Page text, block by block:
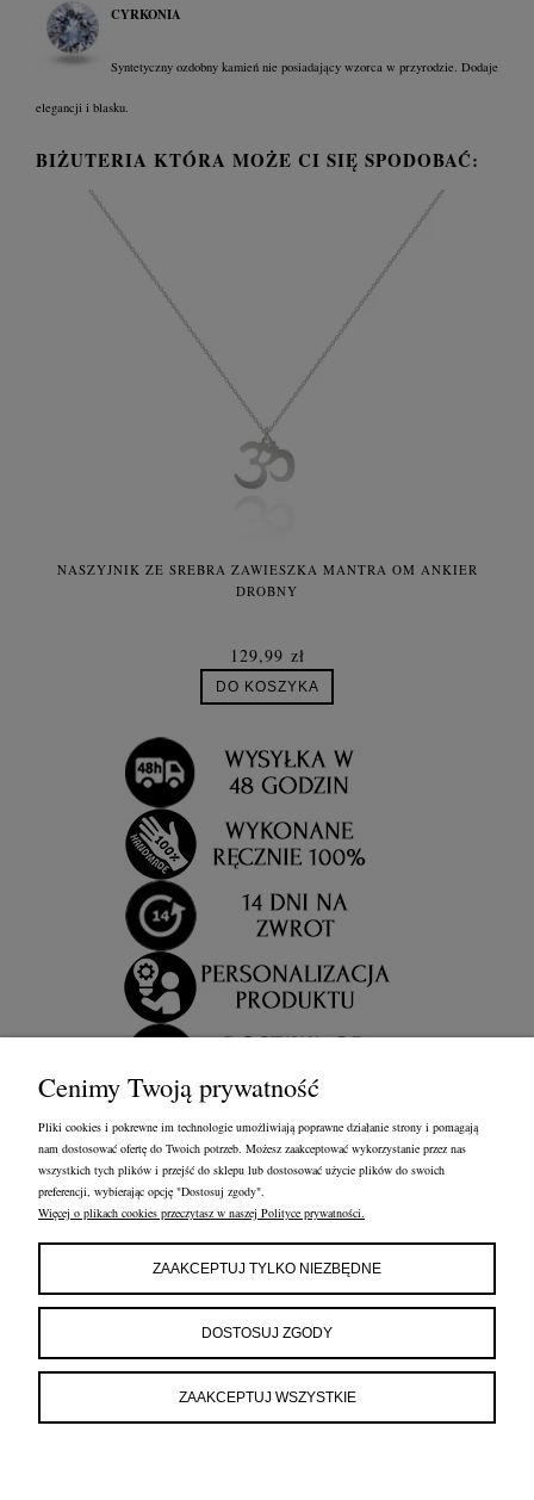
CYRKONIA
Syntetyczny ozdobny kamień nie posiadający wzorca w przyrodzie. Dodaje
elegancji i blasku.
BIŻUTERIA KTÓRA MOŻE CI SIĘ SPODOBAĆ:
NASZYJNIK ZE SREBRA ZAWIESZKA MANTRA OM ANKIER
DROBNY
129,99 zł
DO KOSZYKA
OBSŁUGA KLIENTA FRANCOW JEWELRY
FRANCOW JEWELRY
ul. Kossaka 4/8, 49-200 Grodków
tel:660596974
e-mail:shop@francow.com
NIP: 7471775402
Cenimy Twoją prywatność
Pliki cookies i pokrewne im technologie umożliwiają poprawne działanie strony i pomagają
nam dostosować ofertę do Twoich potrzeb. Możesz zaakceptować wykorzystanie przez nas
wszystkich tych plików i przejść do sklepu lub dostosować użycie plików do swoich
preferencji, wybierając opcję "Dostosuj zgody".
Więcej o plikach cookies przeczytasz w naszej Polityce prywatności.
ZAAKCEPTUJ TYLKO NIEZBĘDNE
DOSTOSUJ ZGODY
ZAAKCEPTUJ WSZYSTKIE